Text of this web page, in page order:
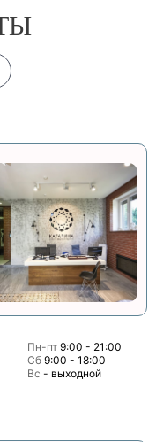
Пн-пт 9:00 - 21:00
Сб 9:00 - 18:00
Вс - выходной